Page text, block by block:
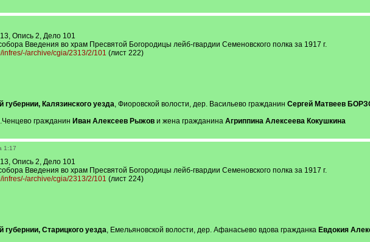
Опись 2, Дело 101
Введения во храм Пресвятой Богородицы лейб-гвардии Семеновского полка за 1917 г.
infres/-/archive/cgia/2313/2/101 (лист 222)
губернии, Калязинского уезда, Фиоровской волости, дер. Васильево гражданин Сергей Матвеев
гражданин Иван Алексеев Рыжови жена гражданина Агриппина Алексеева Кокушкина
1:17
Опись 2, Дело 101
Введения во храм Пресвятой Богородицы лейб-гвардии Семеновского полка за 1917 г.
infres/-/archive/cgia/2313/2/101 (лист 224)
губернии, Старицкого уезда, Емельяновской волости, дер. Афанасьево вдова гражданка Евдокия